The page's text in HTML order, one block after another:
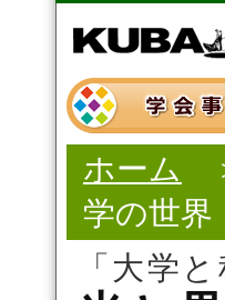
ホーム
学の世界
「大学